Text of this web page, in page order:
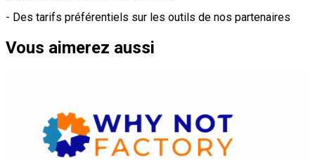
- Des tarifs préférentiels sur les outils de nos partenaires
Vous aimerez aussi